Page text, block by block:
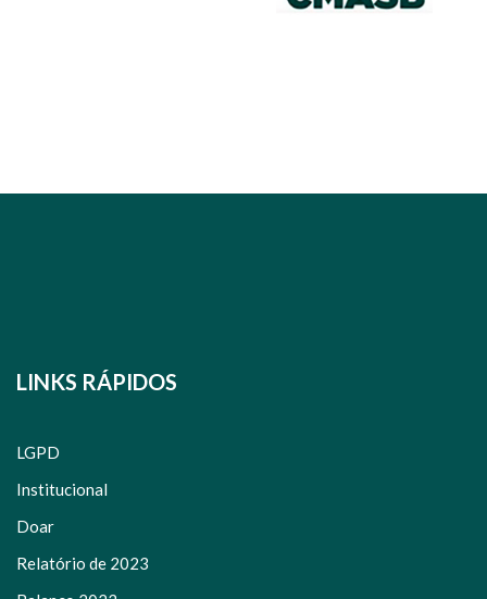
LINKS RÁPIDOS
LGPD
Institucional
Doar
Relatório de 2023